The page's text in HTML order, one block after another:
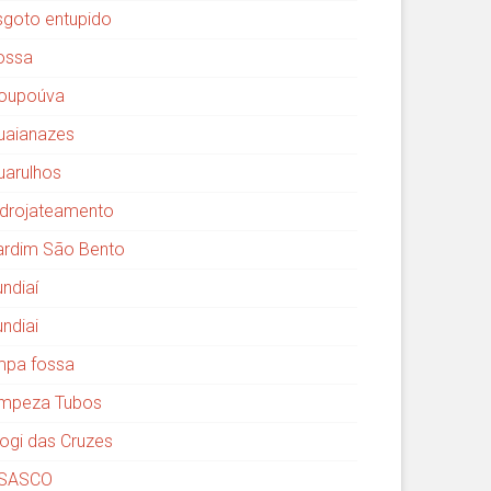
entupido
São Bento
fossa
Tubos
das Cruzes